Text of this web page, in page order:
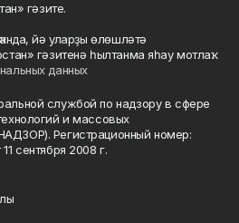
гәзите.
йә уларҙы өлөшләтә
гәзитенә һылтанма яһау мотлаҡ.
данных
службой по надзору в сфере
и массовых
Регистрационный номер:
сентября 2008 г.